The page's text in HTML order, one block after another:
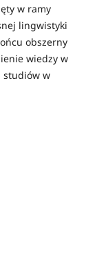
w ramy
lingwistyki
obszerny
wiedzy w
studiów w